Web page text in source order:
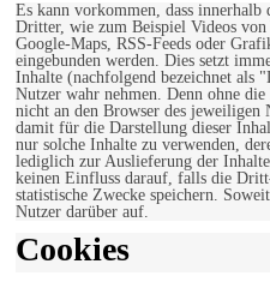
Es kann vorkommen, dass innerhalb
Dritter, wie zum Beispiel Videos
Google-Maps, RSS-Feeds oder
eingebunden werden. Dies setzt
Inhalte (nachfolgend bezeichnet als
Nutzer wahr nehmen. Denn ohne
nicht an den Browser des jeweiligen
damit für die Darstellung dieser
nur solche Inhalte zu verwenden,
lediglich zur Auslieferung der
keinen Einfluss darauf, falls die
statistische Zwecke speichern.
Nutzer darüber auf.
Cookies